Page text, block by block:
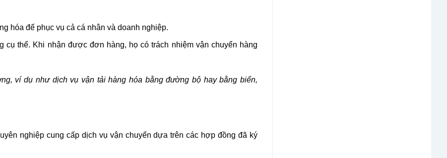
hóa để phục vụ cả cá nhân và doanh nghiệp.
thể. Khi nhận được đơn hàng, họ có trách nhiệm vận chuyển hàng
ví dụ như dịch vụ vận tải hàng hóa bằng đường bộ hay bằng biển,
nghiệp cung cấp dịch vụ vận chuyển dựa trên các hợp đồng đã ký